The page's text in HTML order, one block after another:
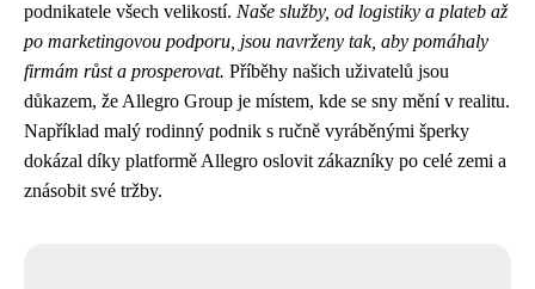
podnikatele všech velikostí. Naše služby, od logistiky a plateb až
po marketingovou podporu, jsou navrženy tak, aby pomáhaly
firmám růst a prosperovat. Příběhy našich uživatelů jsou
důkazem, že Allegro Group je místem, kde se sny mění v realitu.
Například malý rodinný podnik s ručně vyráběnými šperky
dokázal díky platformě Allegro oslovit zákazníky po celé zemi a
znásobit své tržby.